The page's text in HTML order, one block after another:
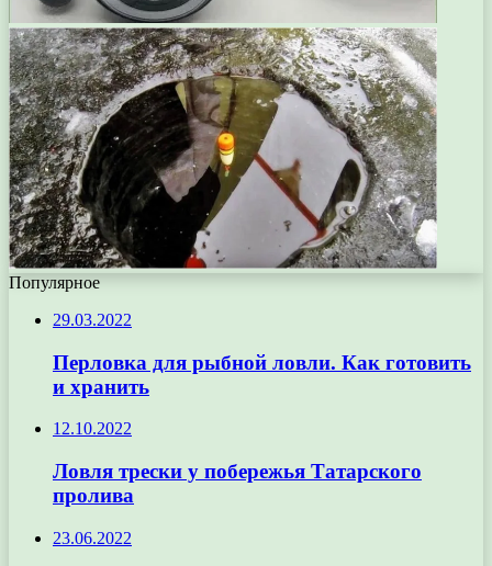
Популярное
29.03.2022
Перловка для рыбной ловли. Как готовить
и хранить
12.10.2022
Ловля трески у побережья Татарского
пролива
23.06.2022